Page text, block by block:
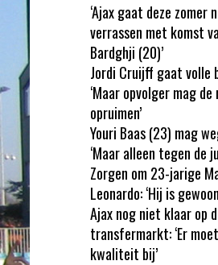
‘Ajax gaat deze zomer
verrassen met komst
Bardghji (20)’
Jordi Cruijff gaat volle
‘Maar opvolger mag
opruimen’
Youri Baas (23) mag
‘Maar alleen tegen de
Zorgen om 23-jarige
Leonardo: ‘Hij is
Ajax nog niet klaar op
transfermarkt: ‘Er
kwaliteit bij’